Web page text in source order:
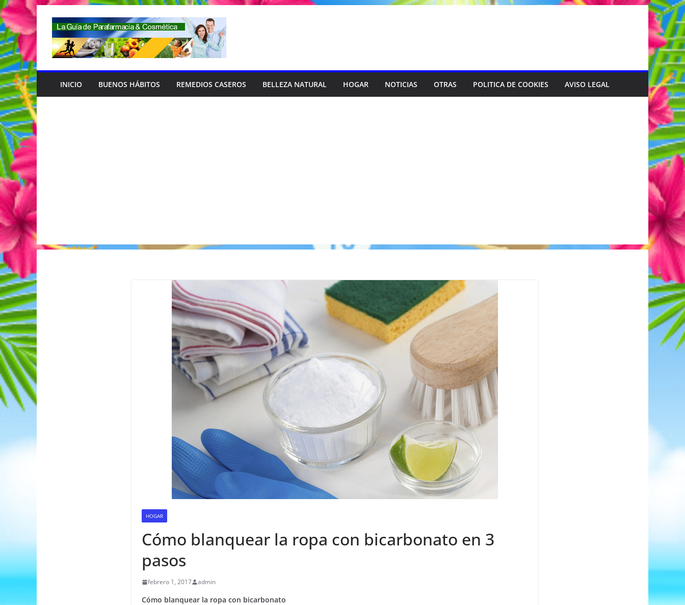
Saltar
al
contenido
INICIO BUENOS HÁBITOS REMEDIOS CASEROS BELLEZA NATURAL HOGAR NOTICIAS OTRAS POLITICA DE COOKIES AVISO LEGAL
HOGAR
Cómo blanquear la ropa con bicarbonato en 3
pasos
febrero 1, 2017 admin
Cómo blanquear la ropa con bicarbonato